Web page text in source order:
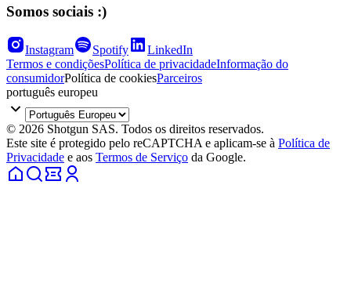
Somos sociais :)
Instagram Spotify
LinkedIn
Termos e condiçõesPolítica de privacidadeInformação do
consumidorPolítica de cookiesParceiros
português europeu
© 2026 Shotgun SAS. Todos os direitos reservados.
Este site é protegido pelo reCAPTCHA e aplicam-se à Política de
Privacidade e aos Termos de Serviço da Google.